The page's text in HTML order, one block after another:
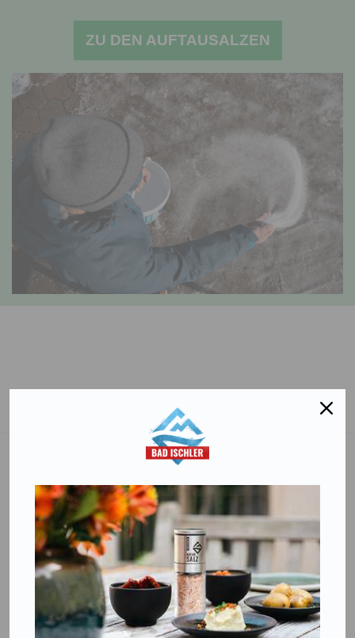
ZU DEN AUFTAUSALZEN
Steinkogelstraße 30
4802 Ebensee am Traunsee,AUSTRIA
+43 676 87812208
ecommerce@salinen.com
Kontakt